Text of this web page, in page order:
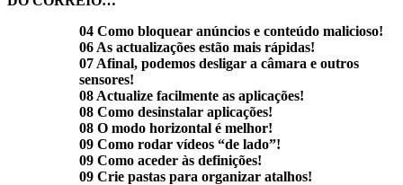
04 Como bloquear anúncios e conteúdo malicioso!
06 As actualizações estão mais rápidas!
07 Afinal, podemos desligar a câmara e outros
sensores!
08 Actualize facilmente as aplicações!
08 Como desinstalar aplicações!
08 O modo horizontal é melhor!
09 Como rodar vídeos “de lado”!
09 Como aceder às definições!
09 Crie pastas para organizar atalhos!